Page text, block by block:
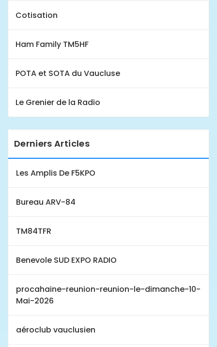
Cotisation
Ham Family TM5HF
POTA et SOTA du Vaucluse
Le Grenier de la Radio
Derniers Articles
Les Amplis De F5KPO
Bureau ARV-84
TM84TFR
Benevole SUD EXPO RADIO
procahaine-reunion-reunion-le-dimanche-10-
Mai-2026
aéroclub vauclusien